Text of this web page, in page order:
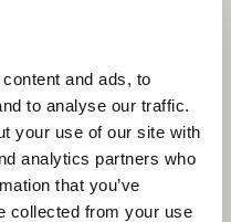
and ads, to
to analyse our traffic.
your use of our site with
analytics partners who
that you’ve
collected from your use
divers. Ce
avec des personnes
pour tout emploi, car
à bien travailler avec
solides.